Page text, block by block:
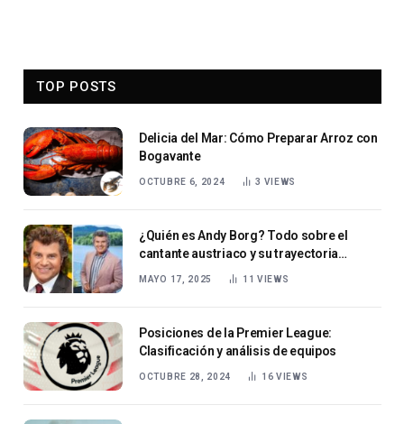
TOP POSTS
Delicia del Mar: Cómo Preparar Arroz con
Bogavante
OCTUBRE 6, 2024 3 VIEWS
¿Quién es Andy Borg? Todo sobre el
cantante austriaco y su trayectoria
musical en el estilo Schlager
MAYO 17, 2025 11 VIEWS
Posiciones de la Premier League:
Clasificación y análisis de equipos
OCTUBRE 28, 2024 16VIEWS